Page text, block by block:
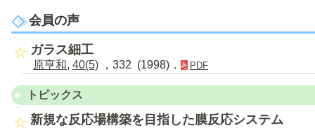
会員の声
ガラス細工
原亨和, 40(5) ，332 (1998)． PDF
トピックス
新規な反応場構築を目指した膜反応システム